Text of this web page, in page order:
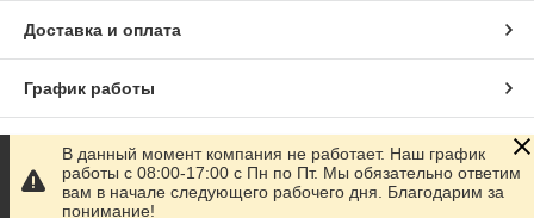
Доставка и оплата
График работы
Полная версия сайта
Сайт создан на маркетплейсе
В данный момент компания не работает. Наш график
работы с 08:00-17:00 с Пн по Пт. Мы обязательно ответим
вам в начале следующего рабочего дня. Благодарим за
понимание!